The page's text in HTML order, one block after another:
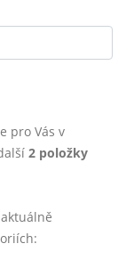
pro Vás v
2 položky